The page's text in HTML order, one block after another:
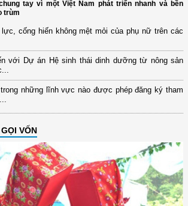
tay vì một Việt Nam phát triển nhanh và bền
trùm
cống hiến không mệt mỏi của phụ nữ trên các
với Dự án Hệ sinh thái dinh dưỡng từ nông sản
những lĩnh vực nào được phép đăng ký tham
VỐN